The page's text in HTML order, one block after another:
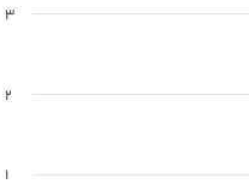
3
2
1